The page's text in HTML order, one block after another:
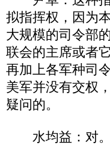
拟指挥权，因为
大规模的司令部
联会的主席或者
再加上各军种司
美军并没有交权
疑问的。
水均益：对。